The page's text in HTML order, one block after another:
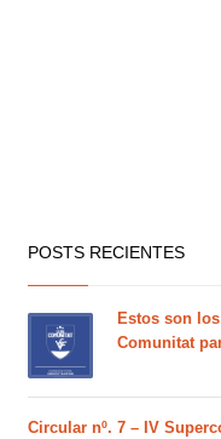
POSTS RECIENTES
Estos son
Comunitat
Circular nº. 7 – IV